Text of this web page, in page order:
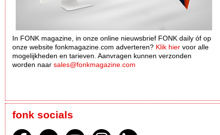
In FONK magazine, in onze online nieuwsbrief FONK daily óf op
onze website fonkmagazine.com adverteren? Klik hier voor alle
mogelijkheden en tarieven. Aanvragen kunnen verzonden
worden naar sales@fonkmagazine.com
fonk socials